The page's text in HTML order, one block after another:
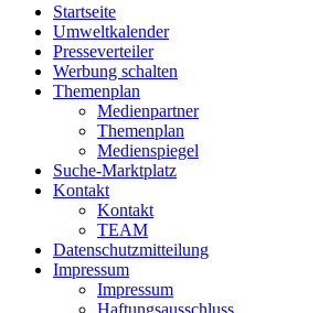
Startseite
Umweltkalender
Presseverteiler
Werbung schalten
Themenplan
Medienpartner
Themenplan
Medienspiegel
Suche-Marktplatz
Kontakt
Kontakt
TEAM
Datenschutzmitteilung
Impressum
Impressum
Haftungsausschluss